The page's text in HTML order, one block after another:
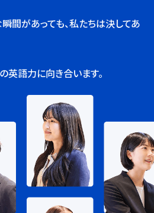
間があっても、私たちは決してあ
英語力に向き合います。